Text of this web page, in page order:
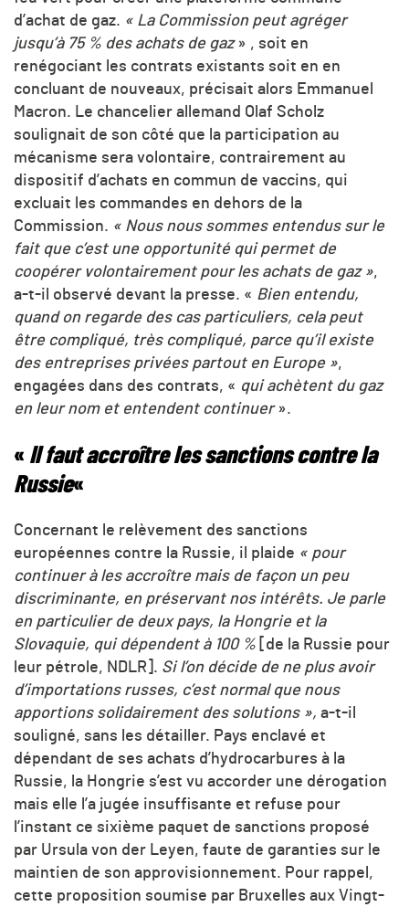
d’achat de gaz. « La Commission peut agréger
jusqu’à 75 % des achats de gaz» , soit en
renégociant les contrats existants soit en en
concluant de nouveaux, précisait alors Emmanuel
Macron. Le chancelier allemand Olaf Scholz
soulignait de son côté que la participation au
mécanisme sera volontaire, contrairement au
dispositif d’achats en commun de vaccins, qui
excluait les commandes en dehors de la
Commission. « Nous nous sommes entendus sur le
fait que c’est une opportunité qui permet de
coopérer volontairement pour les achats de gaz »,
a-t-il observé devant la presse. « Bien entendu,
quand on regarde des cas particuliers, cela peut
être compliqué, très compliqué, parce qu’il existe
des entreprises privées partout en Europe »,
engagées dans des contrats, « qui achètent du gaz
en leur nom et entendent continuer».
« Il faut accroître les sanctions contre la
Russie«
Concernant le relèvement des sanctions
européennes contre la Russie, il plaide « pour
continuer à les accroître mais de façon un peu
discriminante, en préservant nos intérêts. Je parle
en particulier de deux pays, la Hongrie et la
Slovaquie, qui dépendent à 100 %
[de la Russie pour
leur pétrole, NDLR]. Si l’on décide de ne plus avoir
d’importations russes, c’est normal que nous
apportions solidairement des solutions », a-t-il
souligné, sans les détailler. Pays enclavé et
dépendant de ses achats d’hydrocarbures à la
Russie, la Hongrie s’est vu accorder une dérogation
mais elle l’a jugée insuffisante et refuse pour
l’instant ce sixième paquet de sanctions proposé
par Ursula von der Leyen, faute de garanties sur le
maintien de son approvisionnement. Pour rappel,
cette proposition soumise par Bruxelles aux Vingt-